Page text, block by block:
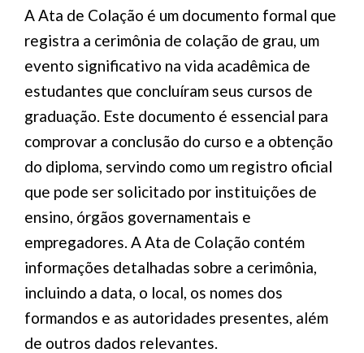
A Ata de Colação é um documento formal que
registra a cerimônia de colação de grau, um
evento significativo na vida acadêmica de
estudantes que concluíram seus cursos de
graduação. Este documento é essencial para
comprovar a conclusão do curso e a obtenção
do diploma, servindo como um registro oficial
que pode ser solicitado por instituições de
ensino, órgãos governamentais e
empregadores. A Ata de Colação contém
informações detalhadas sobre a cerimônia,
incluindo a data, o local, os nomes dos
formandos e as autoridades presentes, além
de outros dados relevantes.